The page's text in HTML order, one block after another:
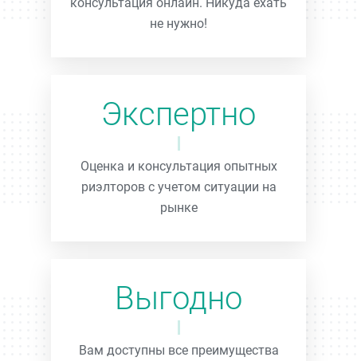
не нужно!
Экспертно
Оценка и консультация опытных
риэлторов с учетом ситуации на
рынке
Выгодно
Вам доступны все преимущества